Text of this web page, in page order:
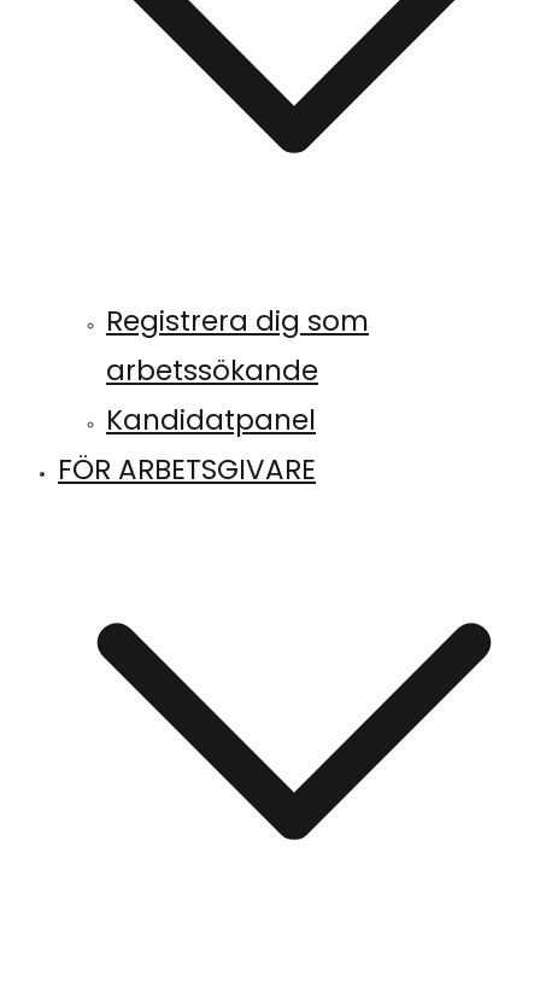
Registrera dig som
arbetssökande
Kandidatpanel
FÖR ARBETSGIVARE